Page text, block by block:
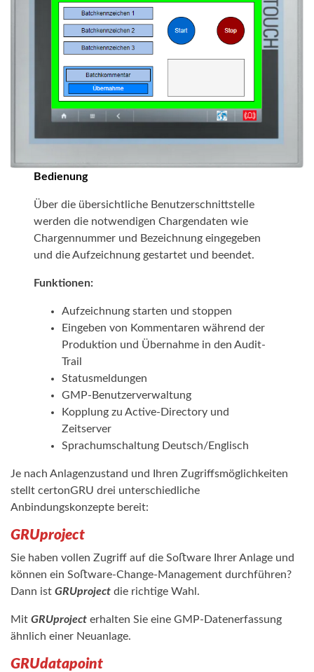
Bedienung
Über die übersichtliche Benutzerschnittstelle
werden die notwendigen Chargendaten wie
Chargennummer und Bezeichnung eingegeben
und die Aufzeichnung gestartet und beendet.
Funktionen:
Aufzeichnung starten und stoppen
Eingeben von Kommentaren während der
Produktion und Übernahme in den Audit-
Trail
Statusmeldungen
GMP-Benutzerverwaltung
Kopplung zu Active-Directory und
Zeitserver
Sprachumschaltung Deutsch/Englisch
Je nach Anlagenzustand und Ihren Zugriffsmöglichkeiten
stellt certonGRU drei unterschiedliche
Anbindungskonzepte bereit:
GRUproject
Sie haben vollen Zugriﬀ auf die Soﬅware Ihrer Anlage und
können ein Soﬅware-Change-Management durchführen?
Dann ist GRUproject die richtige Wahl.
Mit GRUproject erhalten Sie eine GMP-Datenerfassung
ähnlich einer Neuanlage.
GRUdatapoint